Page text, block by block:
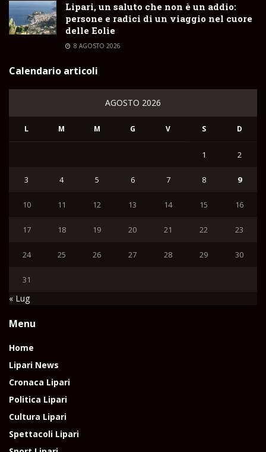
Lipari, un saluto che non è un addio:
persone e radici di un viaggio nel cuore
delle Eolie
8 AGOSTO 2026
Calendario articoli
AGOSTO 2026
L M M G V S D
1 2
3 4 5 6 7 8 9
10 11 12 13 14 15 16
17 18 19 20 21 22 23
24 25 26 27 28 29 30
31
« Lug
Menu
Home
Lipari News
Cronaca Lipari
Politica Lipari
Cultura Lipari
Spettacoli Lipari